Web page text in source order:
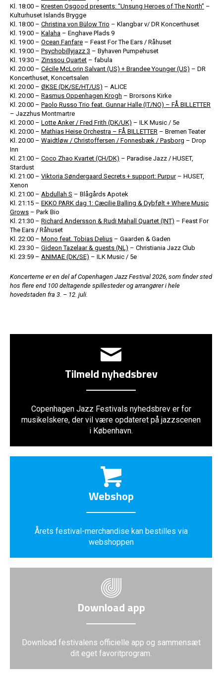
Kl. 18:00 – Kresten Osgood presents: “Unsung Heroes of The North” –
Kulturhuset Islands Brygge
Kl. 18:00 – Christina von Bülow Trio – Klangbar v/ DR Koncerthuset
Kl. 19:00 – Kalaha – Enghave Plads 9
Kl. 19:00 – Ocean Fanfare – Feast For The Ears / Råhuset
Kl. 19:00 – Psychobillyjazz 3 – Byhaven Pumpehuset
Kl. 19:30 – Zinssou Quartet – fabula
Kl. 20:00 – Cécile McLorin Salvant (US) + Brandee Younger (US) – DR
Koncerthuset, Koncertsalen
Kl. 20:00 – ØKSE (DK/SE/HT/US) – ALICE
Kl. 20:00 – Rasmus Oppenhagen Krogh – Brorsons Kirke
Kl. 20:00 – Paolo Russo Trio feat. Gunnar Halle (IT/NO) – FÅ BILLETTER
– Jazzhus Montmartre
Kl. 20:00 – Lotte Anker / Fred Frith (DK/UK) – ILK Music / 5e
Kl. 20:00 – Mathias Heise Orchestra – FÅ BILLETTER – Bremen Teater
Kl. 20:00 – Waidtløw / Christoffersen / Fonnesbæk / Pasborg – Drop
Inn
Kl. 21:00 – Coco Zhao Kvartet (CH/DK) – Paradise Jazz / HUSET,
Stardust
Kl. 21:00 – Viktoria Søndergaard Secrets + support: Purpur– HUSET,
Xenon
Kl. 21:00 – Abdullah S – Blågårds Apotek
Kl. 21:15 – EKKO PARK dag 1: Cæcilie Balling & Dybfølt + Where Music
Grows – Park Bio
Kl. 21:30 – Richard Andersson & Rudi Mahall Quartet (INT) – Feast For
The Ears / Råhuset
Kl. 22:00 – Mono feat. Tobias Delius – Gaarden & Gaden
Kl. 23:30 – Gideon Tazelaar & guests (NL) – Christiania Jazz Club
Kl. 23:59 – ANIMAE (DK/SE) – ILK Music / 5e
Koncerterne er en del af Copenhagen Jazz Festival 2026, som finder sted
hos flere end 100 deltagende spillesteder og arrangører i hele
hovedstaden fra 3. – 12. juli.
Tilmeld nyhedsbrev
Copenhagen Jazz Festivals nyhedsbrev er for
musikelskere, der vil være opdateret på jazzscenen
i København.
Webshop
Årets festival-merchandise kan bestilles via
webshoppen
Download app
Download festivalens officielle app og sammensæt
dit eget favoritprogram.